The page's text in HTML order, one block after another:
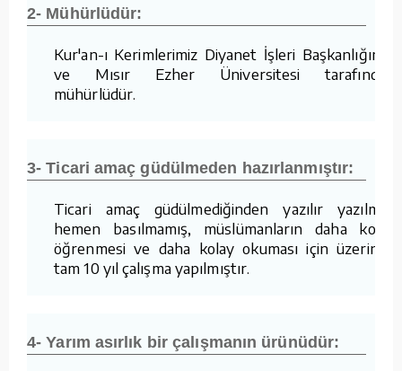
2- Mühürlüdür:
Kur'an-ı Kerimlerimiz Diyanet İşleri Başkanlığımız
ve Mısır Ezher Üniversitesi tarafından
mühürlüdür.
3- Ticari amaç güdülmeden hazırlanmıştır:
Ticari amaç güdülmediğinden yazılır yazılmaz
hemen basılmamış, müslümanların daha kolay
öğrenmesi ve daha kolay okuması için üzerinde
tam 10 yıl çalışma yapılmıştır.
4- Yarım asırlık bir çalışmanın ürünüdür: